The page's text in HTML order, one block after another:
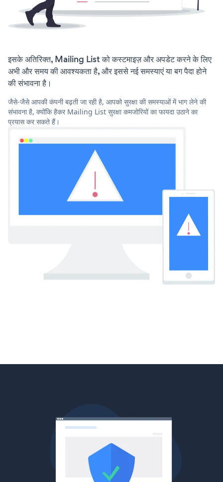
इसके अतिरिक्त, Mailing List को कस्टमाइज़ और अपडेट करने के लिए
अभी और समय की आवश्यकता है, और इससे नई समस्याएं या बग पैदा होने
की संभावना है।
जैसे-जैसे आपकी कंपनी बढ़ती जा रही है, आपको सुरक्षा की समस्याओं में भाग लेने की
संभावना है, क्योंकि हैकर Mailing List सुरक्षा कमजोरियों का फायदा उठाने का
प्रयास कर सकते हैं।